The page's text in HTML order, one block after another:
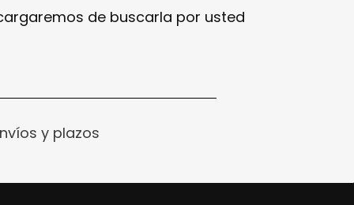
de buscarla por usted
y plazos